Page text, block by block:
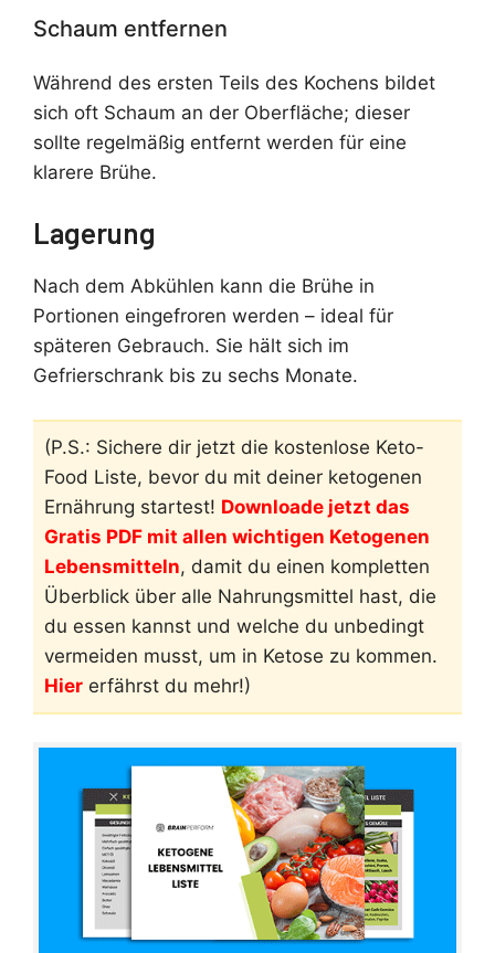
Schaum entfernen
Während des ersten Teils des Kochens bildet
sich oft Schaum an der Oberfläche; dieser
sollte regelmäßig entfernt werden für eine
klarere Brühe.
Lagerung
Nach dem Abkühlen kann die Brühe in
Portionen eingefroren werden – ideal für
späteren Gebrauch. Sie hält sich im
Gefrierschrank bis zu sechs Monate.
(P.S.: Sichere dir jetzt die kostenlose Keto-
Food Liste, bevor du mit deiner ketogenen
Ernährung startest! Downloade jetzt das
Gratis PDF mit allen wichtigen Ketogenen
Lebensmitteln, damit du einen kompletten
Überblick über alle Nahrungsmittel hast, die
du essen kannst und welche du unbedingt
vermeiden musst, um in Ketose zu kommen.
Hier erfährst du mehr!)